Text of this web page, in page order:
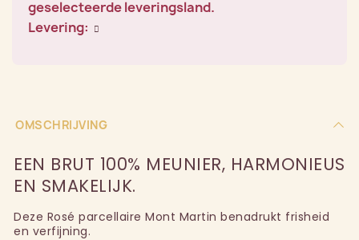
geselecteerde leveringsland.
Levering:
OMSCHRIJVING
EEN BRUT 100% MEUNIER, HARMONIEUS
EN SMAKELIJK.
Deze Rosé parcellaire Mont Martin benadrukt frisheid
en verfijning.